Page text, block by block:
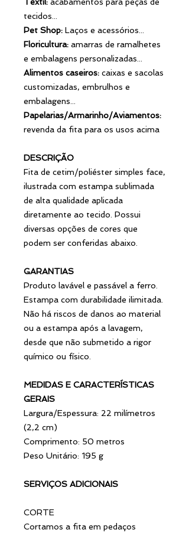
tecidos...
Pet Shop: Laços e acessórios...
Floricultura: amarras de ramalhetes
e embalagens personalizadas...
Alimentos caseiros: caixas e sacolas
customizadas, embrulhos e
embalagens...
Papelarias/Armarinho/Aviamentos:
revenda da fita para os usos acima
DESCRIÇÃO
Fita de cetim/poliéster simples face,
ilustrada com estampa sublimada
de alta qualidade aplicada
diretamente ao tecido. Possui
diversas opções de cores que
podem ser conferidas abaixo.
GARANTIAS
Produto lavável e passável a ferro.
Estampa com durabilidade ilimitada.
Não há riscos de danos ao material
ou a estampa após a lavagem,
desde que não submetido a rigor
químico ou físico.
MEDIDAS E CARACTERÍSTICAS
GERAIS
Largura/Espessura: 22 milímetros
(2,2 cm)
Comprimento: 50 metros
Peso Unitário: 195 g
SERVIÇOS ADICIONAIS
CORTE
Cortamos a fita em pedaços